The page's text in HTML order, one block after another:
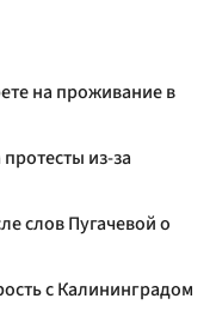
на проживание в
из-за
слов Пугачевой о
с Калининградом